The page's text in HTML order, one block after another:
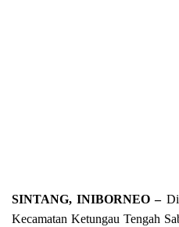
SINTANG, INIBORNEO –
Kecamatan Ketungau Tengah